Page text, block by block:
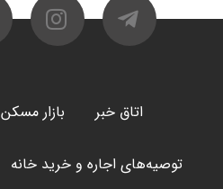
اتاق خبر بازار مسکن
توصیه‌های اجاره و خرید خانه